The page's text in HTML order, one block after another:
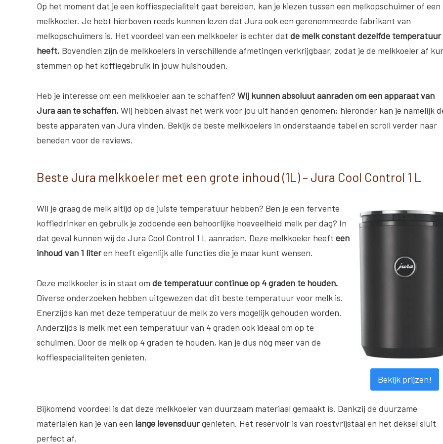
Op het moment dat je een koffiespecialiteit gaat bereiden, kan je kiezen tussen een melkopschuimer of een
melkkoeler. Je hebt hierboven reeds kunnen lezen dat Jura ook een gerenommeerde fabrikant van
melkopschuimers is. Het voordeel van een melkkoeler is echter dat de melk constant dezelfde temperatuur
heeft. Bovendien zijn de melkkoelers in verschillende afmetingen verkrijgbaar, zodat je de melkkoeler af
stemmen op het koffiegebruik in jouw huishouden.
Heb je interesse om een melkkoeler aan te schaffen? Wij kunnen absoluut aanraden om een apparaat van
Jura aan te schaffen. Wij hebben alvast het werk voor jou uit handen genomen; hieronder kan je namelijk
beste apparaten van Jura vinden. Bekijk de beste melkkoelers in onderstaande tabel en scroll verder naar
beneden voor de reviews.
Beste Jura melkkoeler met een grote inhoud (1L) – Jura Cool Control 1 L
Wil je graag de melk altijd op de juiste temperatuur hebben? Ben je een fervente
koffiedrinker en gebruik je zodoende een behoorlijke hoeveelheid melk per dag? In
dat geval kunnen wij de Jura Cool Control 1 L aanraden. Deze melkkoeler heeft een
inhoud van 1 literen heeft eigenlijk alle functies die je maar kunt wensen.
Deze melkkoeler is in staat om de temperatuur continue op 4 graden te houden.
Diverse onderzoeken hebben uitgewezen dat dit beste temperatuur voor melk is.
Enerzijds kan met deze temperatuur de melk zo vers mogelijk gehouden worden.
Anderzijds is melk met een temperatuur van 4 graden ook ideaal om op te
schuimen. Door de melk op 4 graden te houden, kan je dus nóg meer van de
koffiespecialiteiten genieten.
Bekijk prijzen!
Bijkomend voordeel is dat deze melkkoeler van duurzaam materiaal gemaakt is. Dankzij de duurzame
materialen kan je van een lange levensduurgenieten. Het reservoir is van roestvrijstaal en het deksel sluit
perfect af.